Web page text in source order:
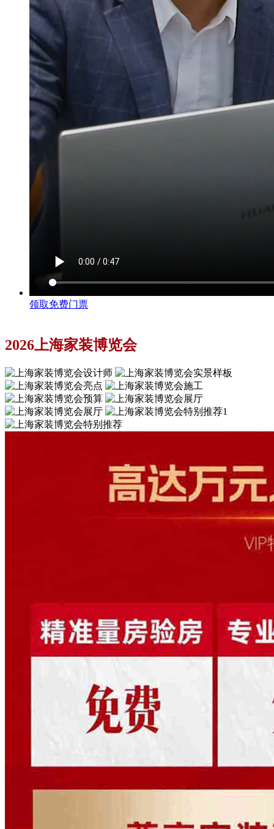
领取免费门票
2026上海家装博览会